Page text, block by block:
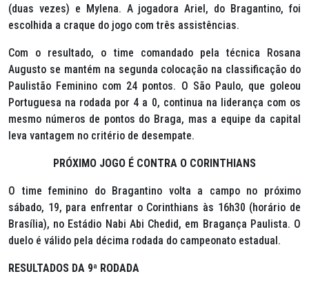
(duas vezes) e Mylena. A jogadora Ariel, do Bragantino, foi
escolhida a craque do jogo com três assistências.
Com o resultado, o time comandado pela técnica Rosana
Augusto se mantém na segunda colocação na classificação do
Paulistão Feminino com 24 pontos. O São Paulo, que goleou
Portuguesa na rodada por 4 a 0, continua na liderança com os
mesmo números de pontos do Braga, mas a equipe da capital
leva vantagem no critério de desempate.
PRÓXIMO JOGO É CONTRA O CORINTHIANS
O time feminino do Bragantino volta a campo no próximo
sábado, 19, para enfrentar o Corinthians às 16h30 (horário de
Brasília), no Estádio Nabi Abi Chedid, em Bragança Paulista. O
duelo é válido pela décima rodada do campeonato estadual.
RESULTADOS DA 9ª RODADA